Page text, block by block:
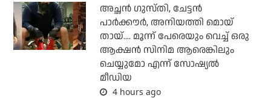
അച്ഛന്‍ ഗുസ്തി, ചേട്ടന്‍
പാര്‍ക്കൗര്‍, അനിയത്തി മൊയ്
തായ്.... മൂന്ന് പേരെയും വെച്ച് ഒരു
ആക്ഷന്‍ സിനിമ ആരെങ്കിലും
ചെയ്യുമോ എന്ന് സോഷ്യല്‍
മീഡിയ
4 hours ago